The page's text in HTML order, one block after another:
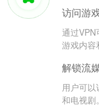
访问游
通过VPN
游戏内容
解锁流
用户可
和电视剧。